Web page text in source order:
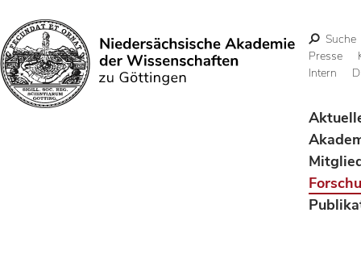
Suchen
Suche
Presse
Intern